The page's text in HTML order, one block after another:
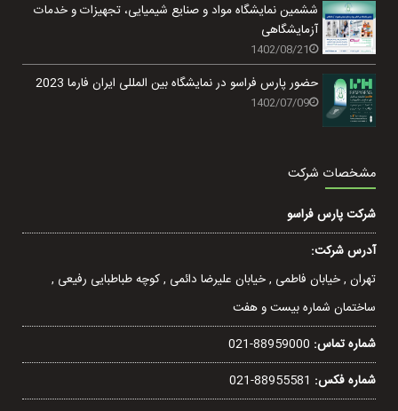
ششمین نمایشگاه مواد و صنایع شیمیایی، تجهیزات و خدمات
آزمایشگاهی
1402/08/21
حضور پارس فراسو در نمایشگاه بین المللی ایران فارما 2023
1402/07/09
مشخصات شرکت
شرکت پارس فراسو
آدرس شرکت:
تهران , خيابان فاطمی , خیابان عليرضا دائمی , کوچه طباطبایی رفيعی ,
ساختمان شماره بیست و هفت
شماره تماس: 021-88959000
شماره فکس: 021-88955581